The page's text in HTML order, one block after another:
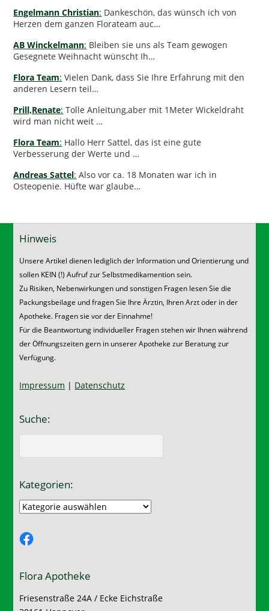
Engelmann Christian: Dankeschön, das wünsch ich von
Herzen dem ganzen Florateam auc…
AB Winckelmann: Bleiben sie uns als Team gewogen
Gesegnete Weihnacht wünscht Ih…
Flora Team: Vielen Dank, dass Sie Ihre Erfahrung mit den
anderen Lesern teil…
Prill,Renate: Tolle Anleitung,aber mit 1Meter Wickeldraht
wird man nicht weit …
Flora Team: Hallo Herr Sattel, das ist eine gute
Verbesserung der Werte und …
Andreas Sattel: Also vor ca. 18 Monaten war ich in
Osteopenie. Hüfte war glaube…
Hinweis
Unsere Artikel dienen lediglich der Information und Orientierung und
sollen KEIN (!) Aufruf zur Selbstmedikamention sein.
Zu Risiken, Nebenwirkungen und sonstigen Fragen lesen Sie die
Packungsbeilage und fragen Sie Ihre Ärztin, Ihren Arzt oder in der
Apotheke. Fragen sie vor der Einnahme!
Für die Beantwortung individueller Fragen stehen wir Ihnen während
der Öffnungszeiten gern in unserer Apotheke zur Beratung zur
Verfügung.
Impressum | Datenschutz
Suche:
Kategorien:
Kategorien:
Facebook
Flora Apotheke
Friesenstraße 24A / Ecke Eichstraße